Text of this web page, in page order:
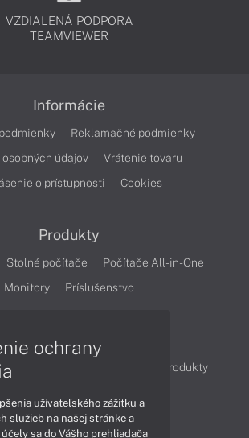
VZDIALENÁ PODPORA
TEAMVIEWER
Informácie
Reklamačné podmienky
osobných údajov
Vrátenie tovaru
o prístupnosti
Cookies
Produkty
Stolné počítače
Počítače All-in-One
Monitory
Príslušenstvo
Články
Produkty
ochrany
užívateľského zážitku a
služieb na našej stránke a
sa do Vášho prehliadača